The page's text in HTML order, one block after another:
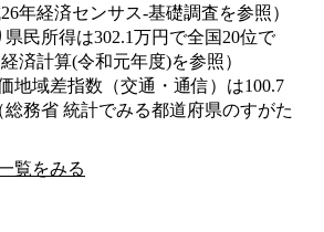
年経済センサス‐基礎調査を参照）
民所得は302.1万円で全国20位で
済計算(令和元年度)を参照）
地域差指数（交通・通信）は100.7
務省 統計でみる都道府県のすがた
覧をみる